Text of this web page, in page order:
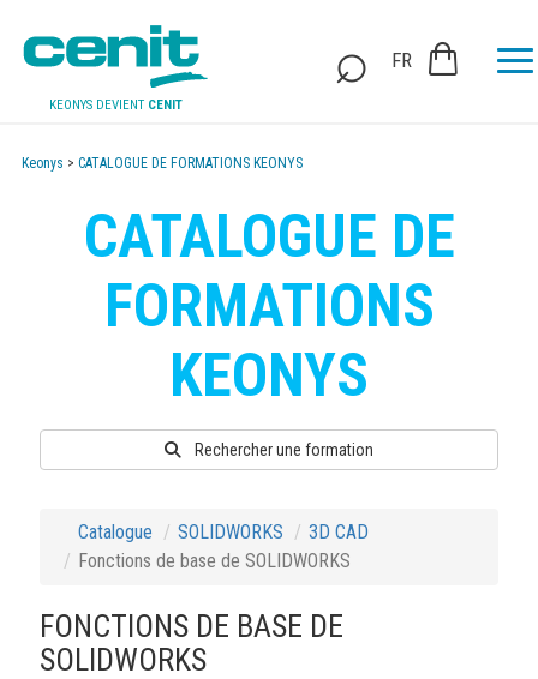
KEONYS DEVIENT CENIT
FR
Keonys > CATALOGUE DE FORMATIONS KEONYS
CATALOGUE DE
FORMATIONS
KEONYS
Rechercher une formation
Catalogue SOLIDWORKS
3D CAD
Fonctions de base de SOLIDWORKS
FONCTIONS DE BASE DE
SOLIDWORKS